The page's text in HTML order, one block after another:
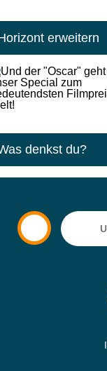
erweitern
denkst du?